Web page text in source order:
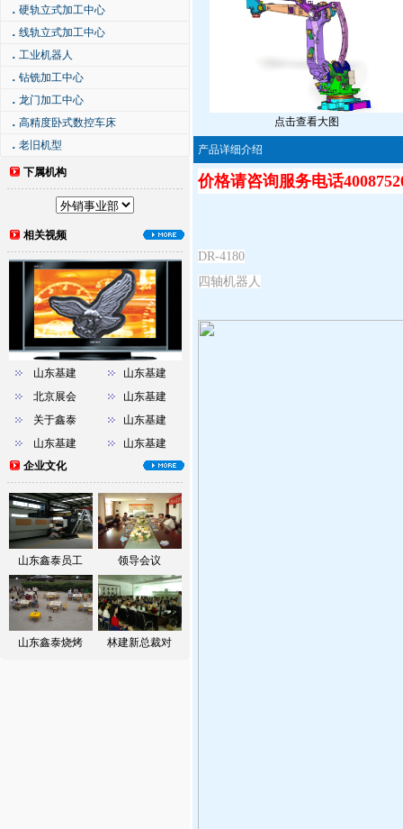
． 硬轨立式加工中心
． 线轨立式加工中心
． 工业机器人
． 钻铣加工中心
． 龙门加工中心
． 高精度卧式数控车床
． 老旧机型
下属机构
相关视频
山东基建
北京展会
关于鑫泰
山东基建
山东基建
山东基建
山东基建
山东基建
企业文化
山东鑫泰员工 领导会议
山东鑫泰烧烤 林建新总裁对
点击查看大图
产品详细介绍
价格请咨询服务电话
DR-4180
四轴机器人